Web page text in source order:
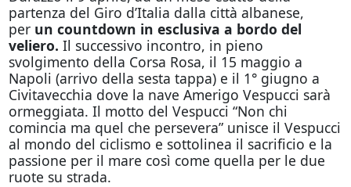
partenza del Giro d’Italia dalla città albanese,
per un countdown in esclusiva a bordo del
veliero. Il successivo incontro, in pieno
svolgimento della Corsa Rosa, il 15 maggio a
Napoli (arrivo della sesta tappa) e il 1° giugno a
Civitavecchia dove la nave Amerigo Vespucci sarà
ormeggiata. Il motto del Vespucci “Non chi
comincia ma quel che persevera” unisce il Vespucci
al mondo del ciclismo e sottolinea il sacrificio e la
passione per il mare così come quella per le due
ruote su strada.